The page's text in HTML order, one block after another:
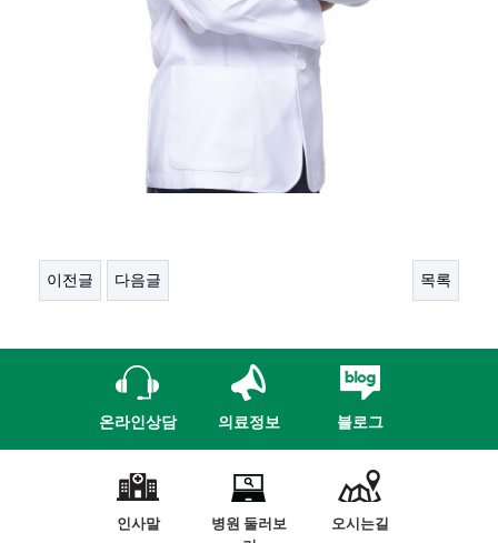
이전글 다음글 목록
온라인상담 의료정보 블로그
인사말
병원 둘러보
오시는길